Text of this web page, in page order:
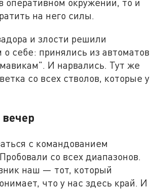
оперативном окружении, то и
на него силы.
и злости решили
себе: принялись из автоматов
И нарвались. Тут же
со всех стволов, которые у
вечер
с командованием
со всех диапазонов.
наш — тот, который
что у нас здесь край. И